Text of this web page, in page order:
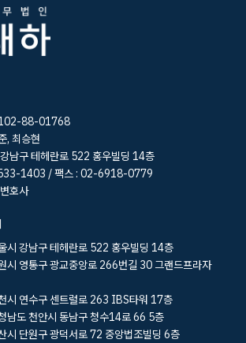
102-88-01768
, 최승현
남구 테헤란로 522 홍우빌딩 14층
1403 / 팩스 : 02-6918-0779
호사
시 강남구 테헤란로 522 홍우빌딩 14층
시 영통구 광교중앙로 266번길 30 그랜드프라자
시 연수구 센트럴로 263 IBS타워 17층
남도 천안시 동남구 청수14로 66 5층
시 단원구 광덕서로 72 중앙법조빌딩 6층